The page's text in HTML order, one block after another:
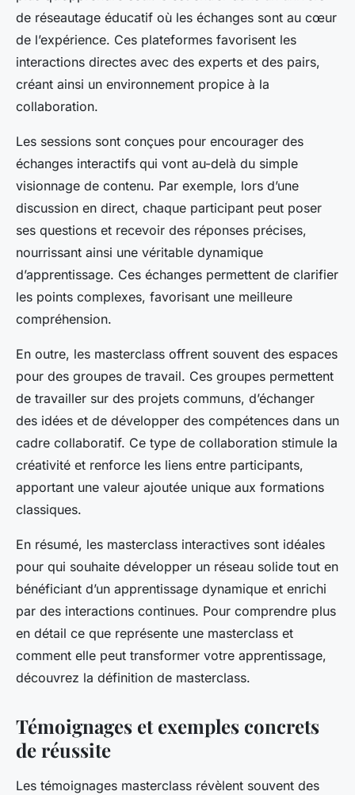
de réseautage éducatif où les échanges sont au cœur
de l’expérience. Ces plateformes favorisent les
interactions directes avec des experts et des pairs,
créant ainsi un environnement propice à la
collaboration.
Les sessions sont conçues pour encourager des
échanges interactifs qui vont au-delà du simple
visionnage de contenu. Par exemple, lors d’une
discussion en direct, chaque participant peut poser
ses questions et recevoir des réponses précises,
nourrissant ainsi une véritable dynamique
d’apprentissage. Ces échanges permettent de clarifier
les points complexes, favorisant une meilleure
compréhension.
En outre, les masterclass offrent souvent des espaces
pour des groupes de travail. Ces groupes permettent
de travailler sur des projets communs, d’échanger
des idées et de développer des compétences dans un
cadre collaboratif. Ce type de collaboration stimule la
créativité et renforce les liens entre participants,
apportant une valeur ajoutée unique aux formations
classiques.
En résumé, les masterclass interactives sont idéales
pour qui souhaite développer un réseau solide tout en
bénéficiant d’un apprentissage dynamique et enrichi
par des interactions continues. Pour comprendre plus
en détail ce que représente une masterclass et
comment elle peut transformer votre apprentissage,
découvrez la définition de masterclass.
Témoignages et exemples concrets
de réussite
Les témoignages masterclass révèlent souvent des